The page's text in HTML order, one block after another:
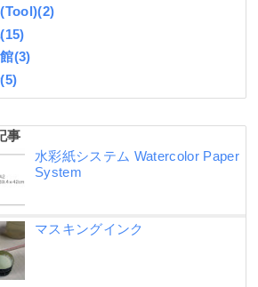
(2)
(15)
(3)
(5)
事
水彩紙システム Watercolor Paper
System
マスキングインク